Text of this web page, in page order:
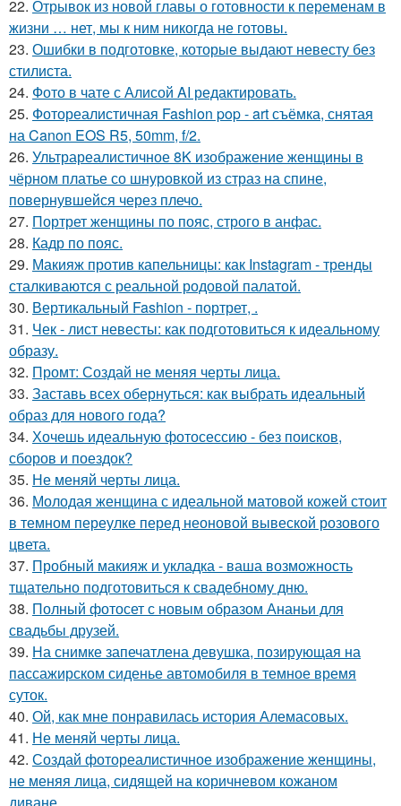
22. Отрывок из новой главы о готовности к переменам в
жизни … нет, мы к ним никогда не готовы.
23. Ошибки в подготовке, которые выдают невесту без
стилиста.
24. Фото в чате с Алисой AI редактировать.
25. Фотореалистичная Fashion pop - art съёмка, снятая
на Canon EOS R5, 50mm, f/2.
26. Ультрареалистичное 8K изображение женщины в
чёрном платье со шнуровкой из страз на спине,
повернувшейся через плечо.
27. Портрет женщины по пояс, строго в анфас.
28. Кадр по пояс.
29. Макияж против капельницы: как Instagram - тренды
сталкиваются с реальной родовой палатой.
30. Вертикальный Fashion - портрет, .
31. Чек - лист невесты: как подготовиться к идеальному
образу.
32. Промт: Создай не меняя черты лица.
33. Заставь всех обернуться: как выбрать идеальный
образ для нового года?
34. Хочешь идеальную фотосессию - без поисков,
сборов и поездок?
35. Не меняй черты лица.
36. Молодая женщина с идеальной матовой кожей стоит
в темном переулке перед неоновой вывеской розового
цвета.
37. Пробный макияж и укладка - ваша возможность
тщательно подготовиться к свадебному дню.
38. Полный фотосет с новым образом Ананьи для
свадьбы друзей.
39. На снимке запечатлена девушка, позирующая на
пассажирском сиденье автомобиля в темное время
суток.
40. Ой, как мне понравилась история Алемасовых.
41. Не меняй черты лица.
42. Создай фотореалистичное изображение женщины,
не меняя лица, сидящей на коричневом кожаном
диване.